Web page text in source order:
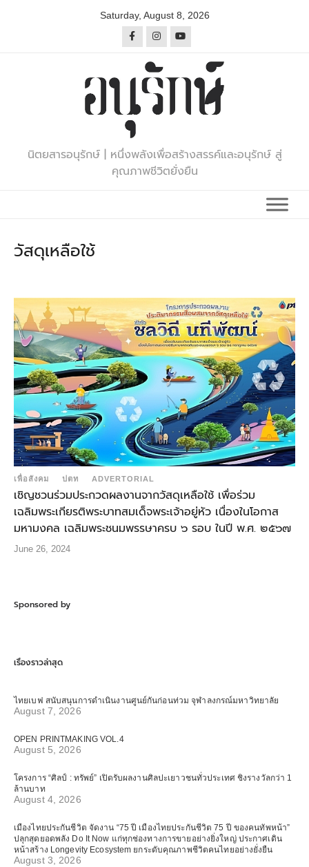
Saturday, August 8, 2026
นิตยสารอนุรักษ์ | หนึ่งพลังเพื่อสร้างสรรค์และอนุรักษ์ สู่
คุณภาพชีวิตยั่งยืน
วัสดุเหลือใช้
เพื่อสังคม ปตท ADVERTORIAL
เชิญชวนร่วมประกวดผลงานจากวัสดุเหลือใช้ เพื่อร่วม
เฉลิมพระเกียรติพระบาทสมเด็จพระเจ้าอยู่หัว เนื่องในโอกาส
มหามงคล เฉลิมพระชนมพรรษาครบ ๖ รอบ ในปี พ.ศ. ๒๕๖๗
June 26, 2024
Sponsored by
เรื่องราวล่าสุด
ไทยเบฟ สนับสนุนการดำเนินงานศูนย์กันก่อนท่วม จุฬาลงกรณ์มหาวิทยาลัย
August 7, 2026
OPEN PRINTMAKING VOL.4
August 5, 2026
โครงการ “ศิลป์ : ทรัพย์” เปิดรับผลงานศิลปะเยาวชนทั่วประเทศ ชิงรางวัลกว่า 1
ล้านบาท
August 4, 2026
เมืองไทยประกันชีวิต จัดงาน “75 ปี เมืองไทยประกันชีวิต 75 ปี ของคนทัพหน้า”
ปลุกสุดยอดพลัง Do It Now แก่ทุกช่องทางการขายอย่างยิ่งใหญ่ ประกาศเดิน
หน้าสร้าง Longevity Ecosystem ยกระดับคุณภาพชีวิตคนไทยอย่างยั่งยืน
August 3, 2026